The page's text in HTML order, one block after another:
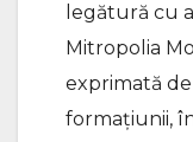
legătură cu
Mitropolia
exprimată
formațiunii,